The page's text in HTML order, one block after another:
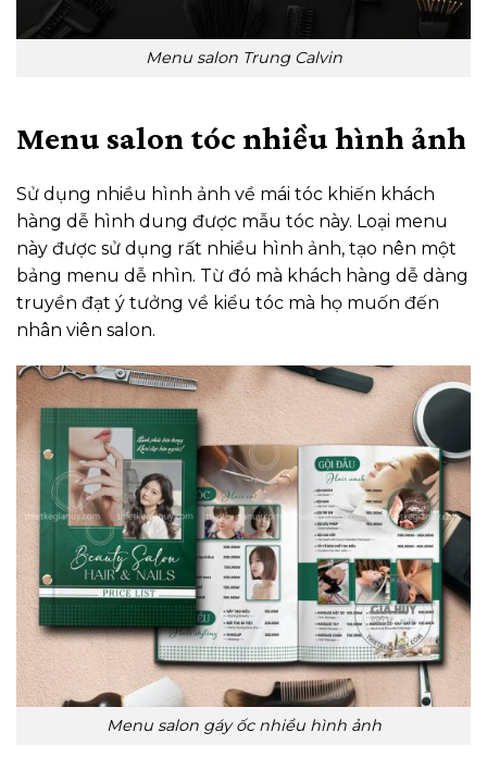
Menu salon Trung Calvin
Menu salon tóc nhiều hình ảnh
Sử dụng nhiều hình ảnh về mái tóc khiến khách
hàng dễ hình dung được mẫu tóc này. Loại menu
này được sử dụng rất nhiều hình ảnh, tạo nên một
bảng menu dễ nhìn. Từ đó mà khách hàng dễ dàng
truyền đạt ý tưởng về kiểu tóc mà họ muốn đến
nhân viên salon.
Menu salon gáy ốc nhiều hình ảnh